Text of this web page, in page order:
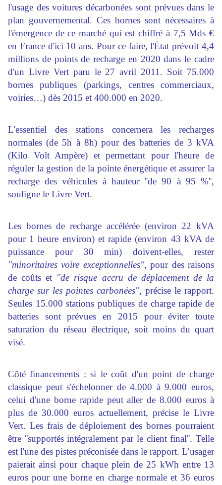
l'usage des voitures décarbonées sont prévues dans le
plan gouvernemental. Ces bornes sont nécessaires à
l'émergence de ce marché qui est chiffré à 7,5 Mds €
en France d'ici 10 ans. Pour ce faire, l'État prévoit 4,4
millions de points de recharge en 2020 dans le cadre
d'un Livre Vert paru le 27 avril 2011. Soit 75.000
bornes publiques (parkings, centres commerciaux,
voiries…) dès 2015 et 400.000 en 2020.
L'essentiel des stations concernera les recharges
normales (de 5h à 8h) pour des batteries de 3 kVA
(Kilo Volt Ampère) et permettant pour l'heure de
réguler la gestion de la pointe énergétique et assurer la
recharge des véhicules à hauteur ''de 90 à 95 %'',
souligne le Livre Vert.
Les bornes de recharge accélérée (environ 22 kVA
pour 1 heure environ) et rapide (environ 43 kVA de
puissance pour 30 min) doivent-elles, rester
''minoritaires voire exceptionnelles'', pour des raisons
de coûts et ''de risque accru de déplacement de la
charge sur les pointes carbonées'', précise le rapport.
Seules 15.000 stations publiques de charge rapide de
batteries sont prévues en 2015 pour éviter toute
saturation du réseau électrique, soit moins du quart
visé.
Côté financements : si le coût d'un point de charge
classique peut s'échelonner de 4.000 à 9.000 euros,
celui d'une borne rapide peut aller de 8.000 euros à
plus de 30.000 euros actuellement, précise le Livre
Vert. Les frais de déploiement des bornes pourraient
être ''supportés intégralement par le client final''. Telle
est l'une des pistes préconisée dans le rapport. L’usager
paierait ainsi pour chaque plein de 25 kWh entre 13
euros pour une borne en charge normale et 36 euros